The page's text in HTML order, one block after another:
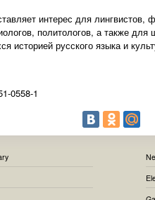
интерес для лингвистов,
политологов, а также для
историей русского языка и
0558-1